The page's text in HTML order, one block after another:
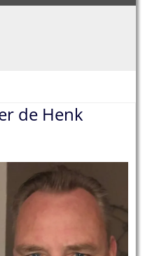
de Henk